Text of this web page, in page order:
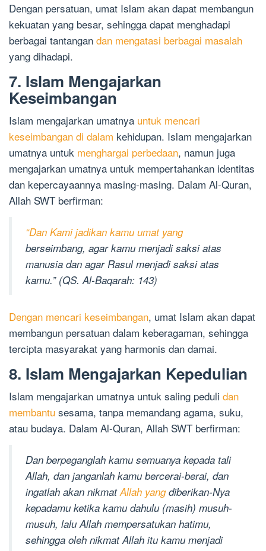
Dengan persatuan, umat Islam akan dapat membangun
kekuatan yang besar, sehingga dapat menghadapi
berbagai tantangan dan mengatasi berbagai masalah
yang dihadapi.
7. Islam Mengajarkan
Keseimbangan
Islam mengajarkan umatnya untuk mencari
keseimbangan di dalam kehidupan. Islam mengajarkan
umatnya untuk menghargai perbedaan, namun juga
mengajarkan umatnya untuk mempertahankan identitas
dan kepercayaannya masing-masing. Dalam Al-Quran,
Allah SWT berfirman:
“Dan Kami jadikan kamu umat yang
berseimbang, agar kamu menjadi saksi atas
manusia dan agar Rasul menjadi saksi atas
kamu.” (QS. Al-Baqarah: 143)
Dengan mencari keseimbangan, umat Islam akan dapat
membangun persatuan dalam keberagaman, sehingga
tercipta masyarakat yang harmonis dan damai.
8. Islam Mengajarkan Kepedulian
Islam mengajarkan umatnya untuk saling peduli dan
membantu sesama, tanpa memandang agama, suku,
atau budaya. Dalam Al-Quran, Allah SWT berfirman:
Dan berpeganglah kamu semuanya kepada tali
Allah, dan janganlah kamu bercerai-berai, dan
ingatlah akan nikmatAllah yangdiberikan-Nya
kepadamu ketika kamu dahulu (masih) musuh-
musuh, lalu Allah mempersatukan hatimu,
sehingga oleh nikmat Allah itu kamu menjadi